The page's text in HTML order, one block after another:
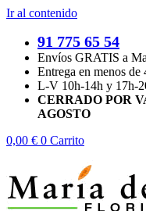
Ir al contenido
91 775 65 54
Envíos GRATIS a
Entrega en menos de
L-V 10h-14h y 17h-
CERRADO POR
AGOSTO
0,00 € 0 Carrito